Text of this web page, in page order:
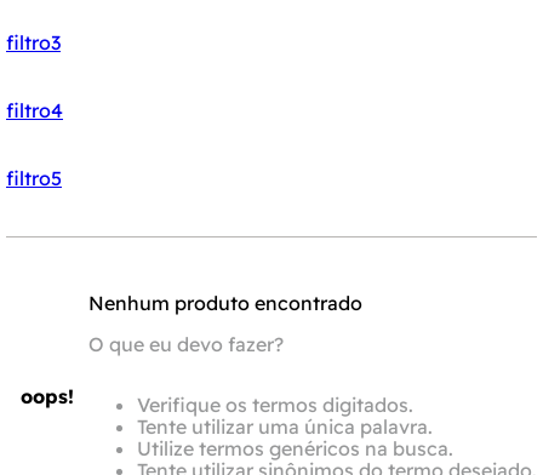
filtro3
filtro4
filtro5
oops!
Nenhum produto encontrado
O que eu devo fazer?
Verifique os termos digitados.
Tente utilizar uma única palavra.
Utilize termos genéricos na busca.
Tente utilizar sinônimos do termo desejado.